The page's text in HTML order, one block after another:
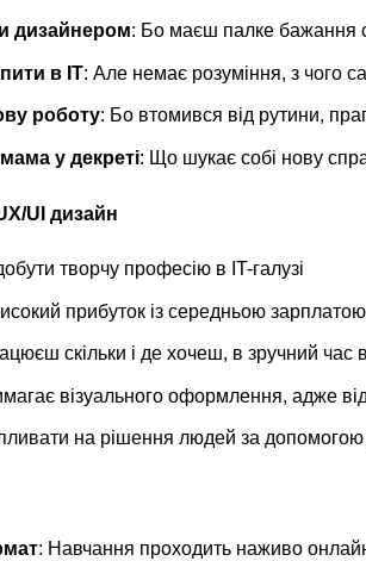
дизайнером: Бо маєш палке бажання
в IT: Але немає розуміння, з чого
роботу: Бо втомився від рутини,
у декреті: Що шукає собі нову
UI дизайн
творчу професію в IT-галузі
прибуток із середньою
скільки і де хочеш, в зручний
візуального оформлення, адже
на рішення людей за
: Навчання проходить наживо